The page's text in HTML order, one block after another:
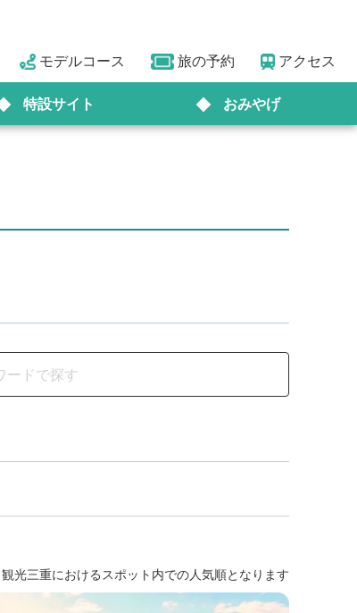
モデルコース 旅の予約 アクセス
特設サイト おみやげ
光三重におけるスポット内での人気順となります